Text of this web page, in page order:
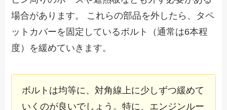
場合があります。 これらの部品を外したら、タペ
ットカバーを固定しているボルト（通常は6本程
度）を緩めていきます。
ボルトは均等に、対角線上に少しずつ緩めて
いくのが良いでしょう。特に、エンジンルー